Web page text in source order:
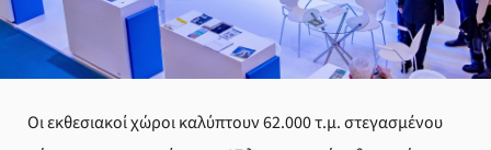
Οι εκθεσιακοί χώροι καλύπτουν 62.000 τ.μ. στεγασμένου